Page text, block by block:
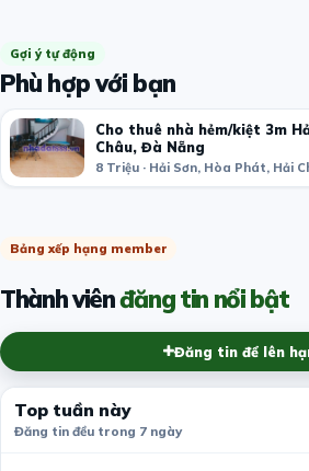
Gợi ý tự động
Phù hợp với bạn
Cho thuê nhà hẻm/kiệt 3m
Châu, Đà Nẵng
Bảng xếp hạng member
Thành viênđăng tin nổi bật
Đăng tin để lên
Top tuần này
Đăng tin đều trong 7 ngày